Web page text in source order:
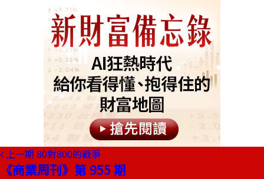
上一期 80對800的戰爭
《商業周刊》第 955 期